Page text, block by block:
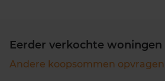
Eerder verkochte
Andere koopsommen opvragen